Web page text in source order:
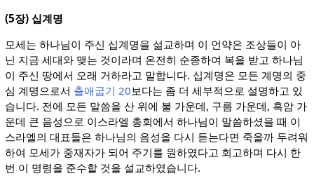
(5장) 십계명
모세는 하나님이 주신 십계명을 섦교하며 이 언약은 조상들이 아
닌 지금 세대와 맺는 것이라며 온전히 순종하여 복을 받고 하나님
이 주신 땅에서 오래 거하라고 말합니다. 십계명은 모든 계명의 중
심 계명으로서 출애굽기 20보다는 좀 더 세부적으로 설명하고 있
습니다. 전에 모든 말씀을 산 위에 불 가운데, 구름 가운데, 흑암 가
운데 큰 음성으로 이스라엘 총회에서 하나님이 말씀하셨을 때 이
스라엘의 대표들은 하나님의 음성을 다시 듣는다면 죽을까 두려워
하여 모세가 중재자가 되어 주기를 원하였다고 회고하며 다시 한
번 이 명령을 준수할 것을 설교하였습니다.